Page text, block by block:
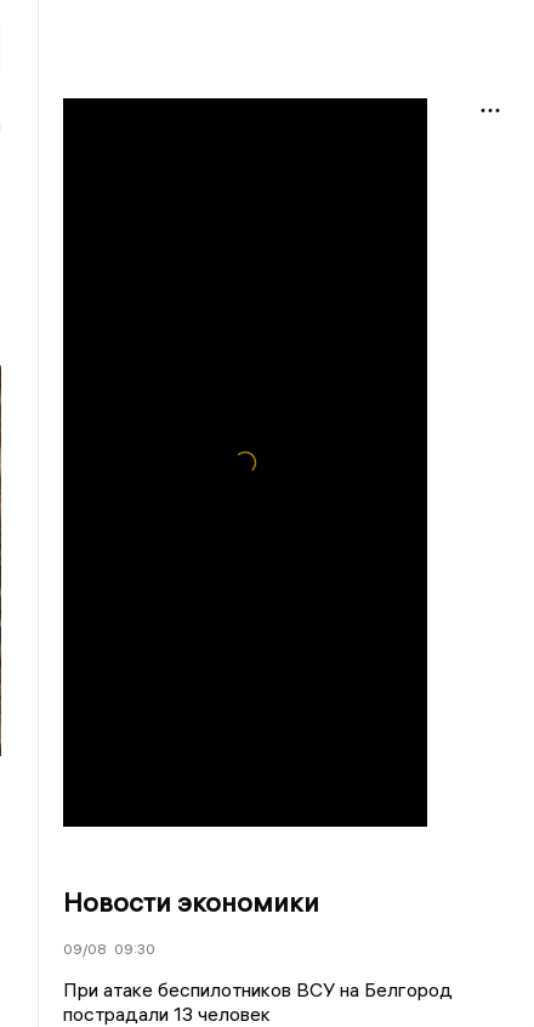
Новости экономики
09/08 09:30
При атаке беспилотников ВСУ на Белгород
пострадали 13 человек